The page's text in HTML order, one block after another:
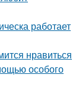
работает
нравиться
особого